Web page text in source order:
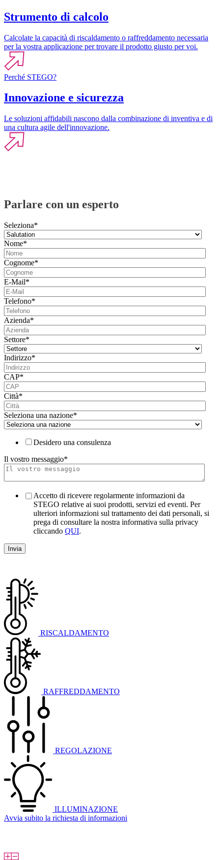
Strumento di calcolo
Calcolate la capacità di riscaldamento o raffreddamento necessaria
per la vostra applicazione per trovare il prodotto giusto per voi.
Perché STEGO?
Innovazione e sicurezza
Le soluzioni affidabili nascono dalla combinazione di inventiva e di
una cultura agile dell'innovazione.
Parlare con un esperto
Seleziona*
Nome*
Cognome*
E-Mail*
Telefono*
Azienda*
Settore*
Indirizzo*
CAP*
Città*
Seleziona una nazione*
Desidero una consulenza
Il vostro messaggio*
Accetto di ricevere regolarmente informazioni da
STEGO relative ai suoi prodotti, servizi ed eventi. Per
ulteriori informazioni sul trattamento dei dati personali, si
prega di consultare la nostra informativa sulla privacy
cliccando QUI.
RISCALDAMENTO
RAFFREDDAMENTO
REGOLAZIONE
ILLUMINAZIONE
Avvia subito la richiesta di informazioni